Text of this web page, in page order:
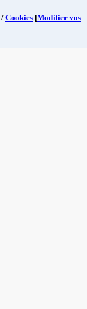
/ Cookies [Modifier vos